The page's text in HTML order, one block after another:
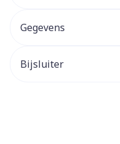
Gegevens
Bijsluiter